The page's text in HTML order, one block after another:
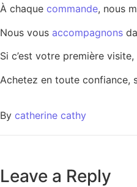
À chaque commande, nous
Nous vous accompagnons
Si c’est votre première
Achetez en toute confiance,
By catherine cathy
Leave a Reply